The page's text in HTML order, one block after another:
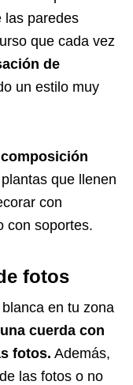
las paredes
que cada vez
de
un estilo muy
que llenen
con
con soportes.
fotos
en tu zona
cuerda con
fotos. Además,
las fotos o no